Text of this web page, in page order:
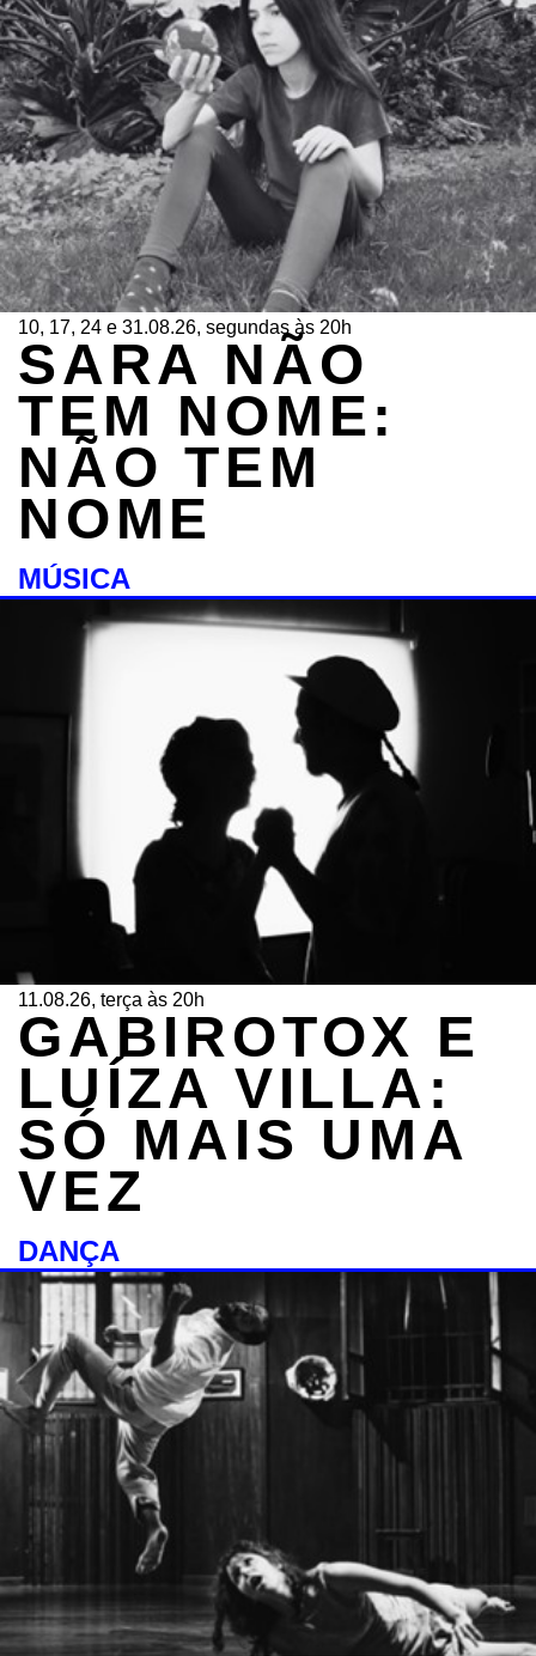
10, 17, 24 e 31.08.26, segundas às 20h
SARA NÃO
TEM NOME:
NÃO TEM
NOME
MÚSICA
11.08.26, terça às 20h
GABIROTOX E
LUÍZA VILLA:
SÓ MAIS UMA
VEZ
DANÇA